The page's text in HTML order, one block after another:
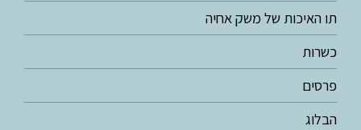
תו האיכות של משק אחיה
כשרות
פרסים
הבלוג